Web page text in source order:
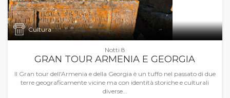
Cultura
Notti 8
GRAN TOUR ARMENIA E GEORGIA
Il Gran tour dell'Armenia e della Georgia è un tuffo nel passato di due
terre geograficamente vicine ma con identità storiche e culturali
diverse...